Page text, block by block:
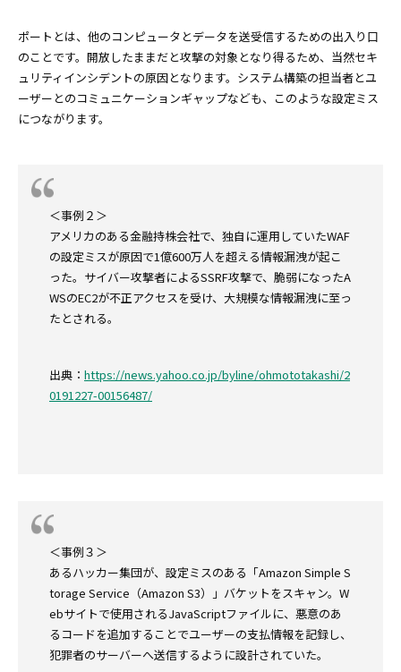
ポートとは、他のコンピュータとデータを送受信するための出入り口
のことです。開放したままだと攻撃の対象となり得るため、当然セキ
ュリティインシデントの原因となります。システム構築の担当者とユ
ーザーとのコミュニケーションギャップなども、このような設定ミス
につながります。
＜事例２＞
アメリカのある金融持株会社で、独自に運用していたWAF
の設定ミスが原因で1億600万人を超える情報漏洩が起こ
った。サイバー攻撃者によるSSRF攻撃で、脆弱になったA
WSのEC2が不正アクセスを受け、大規模な情報漏洩に至っ
たとされる。
出典： https://news.yahoo.co.jp/byline/ohmototakashi/2
0191227-00156487/
＜事例３＞
あるハッカー集団が、設定ミスのある「Amazon Simple S
torage Service（Amazon S3）」バケットをスキャン。W
ebサイトで使用されるJavaScriptファイルに、悪意のあ
るコードを追加することでユーザーの支払情報を記録し、
犯罪者のサーバーへ送信するように設計されていた。